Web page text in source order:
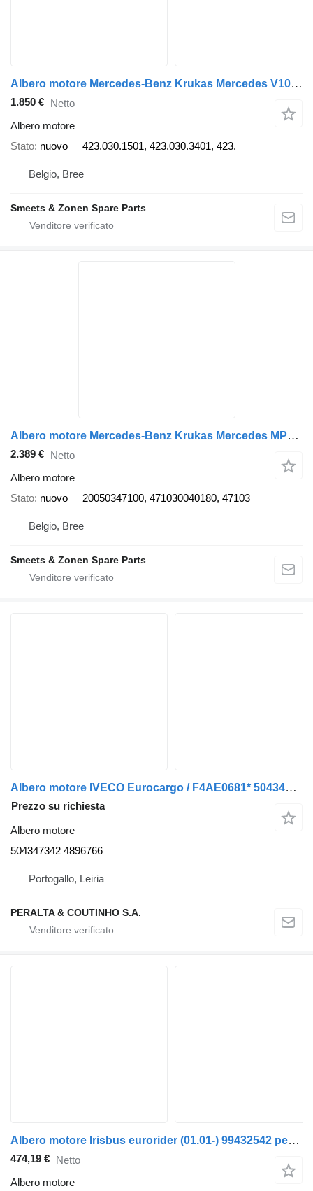
Albero motore Mercedes-Benz Krukas Mercedes V10 OM403, OM423, OM443 / A / LA 423.030.1501 per camion
1.850 € Netto
Albero motore
Stato nuovo 423.030.1501, 423.030.3401, 423.
Belgio, Bree
Smeets & Zonen Spare Parts
Albero motore Mercedes-Benz Krukas Mercedes MP4 OM471 20050347100 per camion
2.389 € Netto
Albero motore
Stato nuovo 20050347100, 471030040180, 47103
Belgio, Bree
Smeets & Zonen Spare Parts
Albero motore IVECO Eurocargo / F4AE0681* 504347342 per camion
Prezzo su richiesta
Albero motore
504347342 4896766
Portogallo, Leiria
PERALTA & COUTINHO S.A.
Albero motore Irisbus eurorider (01.01-) 99432542 per autobus Irisbus Access, Evadys, Axer, Karosa, Recreo, Domino, Agora, Citelis, Eurorider (1999-)
474,19 € Netto
Albero motore